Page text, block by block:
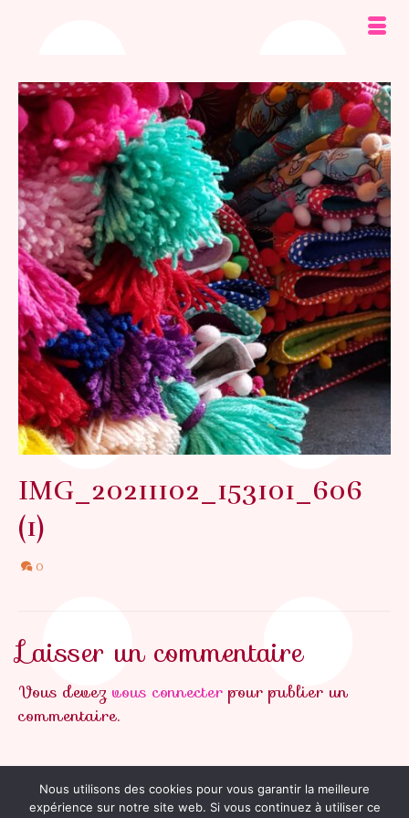
IMG_20211102_153101_606
(1)
0
Laisser un commentaire
Vous devezvous connecter pour publier un
commentaire.
Nous utilisons des cookies pour vous garantir la meilleure
expérience sur notre site web. Si vous continuez à utiliser ce